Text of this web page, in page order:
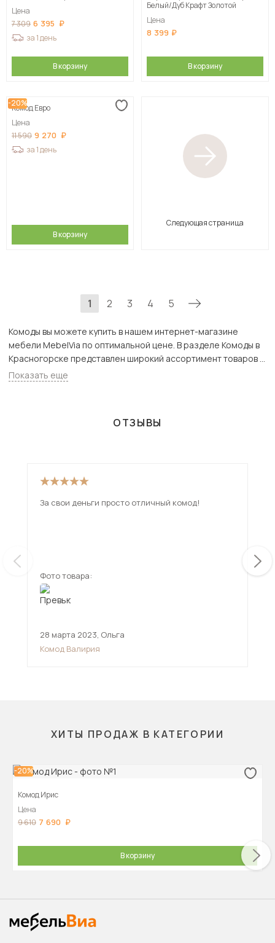
Цена
7 309 6 395
за 1 день
В корзину
Белый/Дуб Крафт Золотой
Цена
8 399
В корзину
-20%
Комод Евро
Цена
11 590 9 270
за 1 день
В корзину
Следующая страница
1 2 3 4 5
Комоды вы можете купить в нашем интернет-магазине
мебели MebelVia по оптимальной цене. В разделе Комоды в
Красногорске представлен широкий ассортимент товаров с
доставкой в Москве и Подмосковью, включая Красногорск.
Всего товаров в категории «Комоды» - 1661 шт.
Показать еще
ОТЗЫВЫ
За свои деньги просто отличный комод!
Фото товара:
28 марта 2023, Ольга
Комод Валирия
ХИТЫ ПРОДАЖ В КАТЕГОРИИ
-20%
Комод Ирис
Цена
9 610 7 690
В корзину